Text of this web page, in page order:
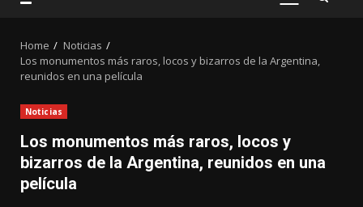
PRIMARY
Home
Noticias
Los monumentos más raros, locos y bizarros de la Argentina,
reunidos en una película
Noticias
Los monumentos más raros, locos y
bizarros de la Argentina, reunidos en una
película